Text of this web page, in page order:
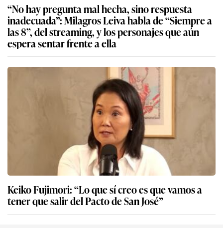
“No hay pregunta mal hecha, sino respuesta
inadecuada”: Milagros Leiva habla de “Siempre a
las 8”, del streaming, y los personajes que aún
espera sentar frente a ella
Keiko Fujimori: “Lo que sí creo es que vamos a
tener que salir del Pacto de San José”